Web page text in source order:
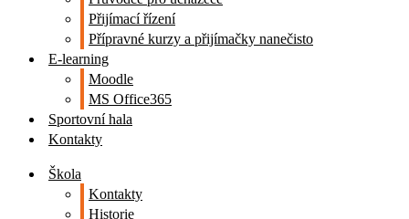
Přijímací řízení
Přípravné kurzy a přijímačky nanečisto
E-learning
Moodle
MS Office365
Sportovní hala
Kontakty
Škola
Kontakty
Historie